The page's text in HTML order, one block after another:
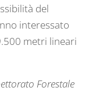
del
interessato
metri lineari
Forestale